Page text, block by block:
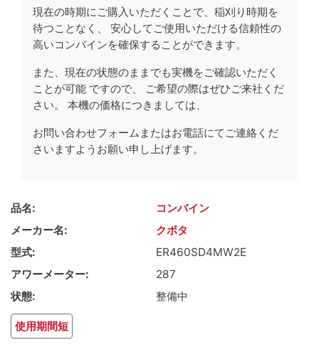
現在の時期にご購入いただくことで、稲刈り時期を
待つことなく、 安心してご使用いただける信頼性の
高いコンバインを確保することができます。
また、現在の状態のままでも実機をご確認いただく
ことが可能 ですので、 ご希望の際はぜひご来社くだ
さい。 本機の価格につきましては、
お問い合わせフォームまたはお電話にてご連絡くだ
さいますようお願い申し上げます。
品名
コンバイン
メーカー名
クボタ
型式
ER460SD4MW2E
アワーメーター
287
状態
整備中
使用期間短